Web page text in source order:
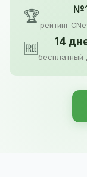
🏆
рейтинг
🆓 14
бесплатный